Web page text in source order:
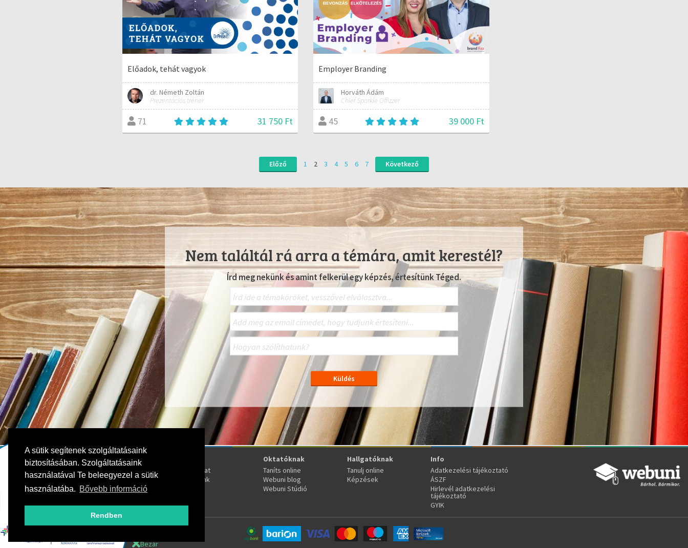
A sütik segítenek szolgáltatásaink
biztosításában. Szolgáltatásaink
használatával Te beleegyezel a sütik
használatába. Bővebb információ
Rendben
Előadok, tehát vagyok
dr. Németh Zoltán
Prezentációs tréner
71 31 750 Ft
Employer Branding
Horváth Ádám
Chief Sparkle Offizzer
45 39 000 Ft
Előző 1 2 3 4 5 6 7 Következő
Bezár
Nem találtál rá arra a témára, amit kerestél?
Írd meg nekünk és amint felkerül egy képzés, értesítünk Téged.
Kövess bennünket!
Kapcsolat
Oktatóink
Oktatóknak
Taníts online
Webuni blog
Webuni Stúdió
Hallgatóknak
Tanulj online
Képzések
Info
Adatkezelési tájékoztató
ÁSZF
Hirlevél adatkezelési
tájékoztató
GYIK